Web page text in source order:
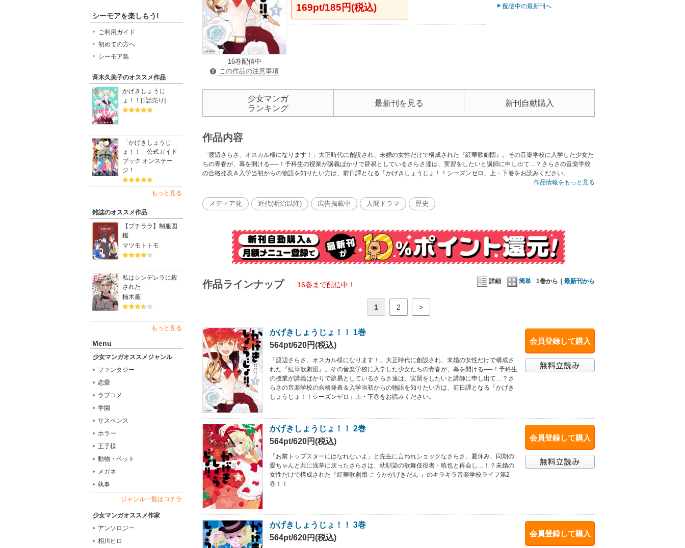
シーモアを楽しもう!
ご利用ガイド
初めての方へ
シーモア島
斉木久美子のオススメ作品
かげきしょうじ
ょ！！[1話売り]
「かげきしょうじ
ょ！！」公式ガイド
ブック オンステー
ジ！
もっと見る
雑誌のオススメ作品
【プチララ】制服図
鑑
マツモトトモ
私はシンデレラに殺
された
楠木薫
もっと見る
Menu
少女マンガオススメジャンル
ファンタジー
恋愛
ラブコメ
学園
サスペンス
ホラー
王子様
動物・ペット
メガネ
執事
ジャンル一覧はコチラ
少女マンガオススメ作家
アンソロジー
相川ヒロ
16巻配信中
この作品の注意事項
169pt/185円(税込) 配信中の最新刊へ
少女マンガ
ランキング
最新刊を見る 新刊自動購入
作品内容
「渡辺さらさ、オスカル様になります！」大正時代に創設され、未婚の女性だけで構成された『紅華歌劇団』。その音楽学校に入学した少女た
ちの青春が、幕を開ける──！予科生の授業が講義ばかりで辟易としているさらさ達は、実習をしたいと講師に申し出て…？さらさの音楽学校
の合格発表＆入学当初からの物語を知りたい方は、前日譚となる「かげきしょうじょ！！シーズンゼロ」上・下巻をお読みください。
作品情報をもっと見る
メディア化 近代(明治以降) 広告掲載中 人間ドラマ 歴史
詳細 簡単 1巻から｜ 最新刊から
作品ラインナップ 16巻まで配信中！
1 2 >
会員登録して購入
かげきしょうじょ！！ 1巻
564pt/620円(税込)
「渡辺さらさ、オスカル様になります！」大正時代に創設され、未婚の女性だけで構成さ
れた『紅華歌劇団』。その音楽学校に入学した少女たちの青春が、幕を開ける──！予科生
の授業が講義ばかりで辟易としているさらさ達は、実習をしたいと講師に申し出て…？さ
らさの音楽学校の合格発表＆入学当初からの物語を知りたい方は、前日譚となる「かげき
しょうじょ！！シーズンゼロ」上・下巻をお読みください。
会員登録して購入
かげきしょうじょ！！ 2巻
564pt/620円(税込)
「お前トップスターにはなれないよ」と先生に言われショックなさらさ。夏休み、同期の
愛ちゃんと共に浅草に戻ったさらさは、幼馴染の歌舞伎役者・暁也と再会し…！？未婚の
女性だけで構成された『紅華歌劇団-こうかがげきだん-』のキラキラ音楽学校ライフ第2
巻！！
会員登録して購入
かげきしょうじょ！！ 3巻
564pt/620円(税込)